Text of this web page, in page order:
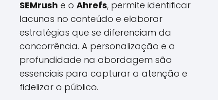
SEMrush e o Ahrefs, permite identificar
lacunas no conteúdo e elaborar
estratégias que se diferenciam da
concorrência. A personalização e a
profundidade na abordagem são
essenciais para capturar a atenção e
fidelizar o público.